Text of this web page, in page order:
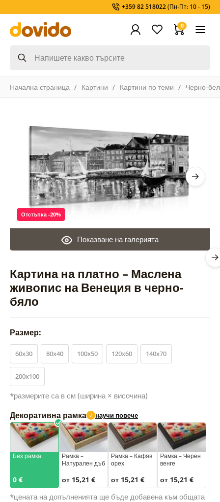
+359 82 518022(Пн-Пт: 10 - 15)
0
Начална страница Картини Картини по теми Черно-
Картина на платно – Маслена
живопис на Венеция в черно-
бяло
Показване на галерията
Отстъпка -20%
Размер:
60x30 80x40 100x50 120x60 140x70
200x100
*размерите са в см (ширина × височина)
Декоративна рамка i научи повече
Без рамка
0 €
Рамка –
Натурален дъб
от 15,21 €
Рамка – Кафяв
орех
от 15,21 €
Рамка – Черен
венге
от 15,21 €
*цената на допълненията ще бъде добавена към общата